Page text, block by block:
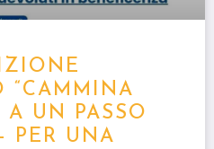
“CAMMINA
UN PASSO
PER UNA